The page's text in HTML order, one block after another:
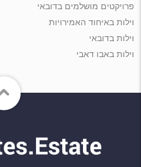
פרויקטים מושלמים בדובאי
וילות באיחוד האמירויות
וילות בדובאי
וילות באבו דאבי